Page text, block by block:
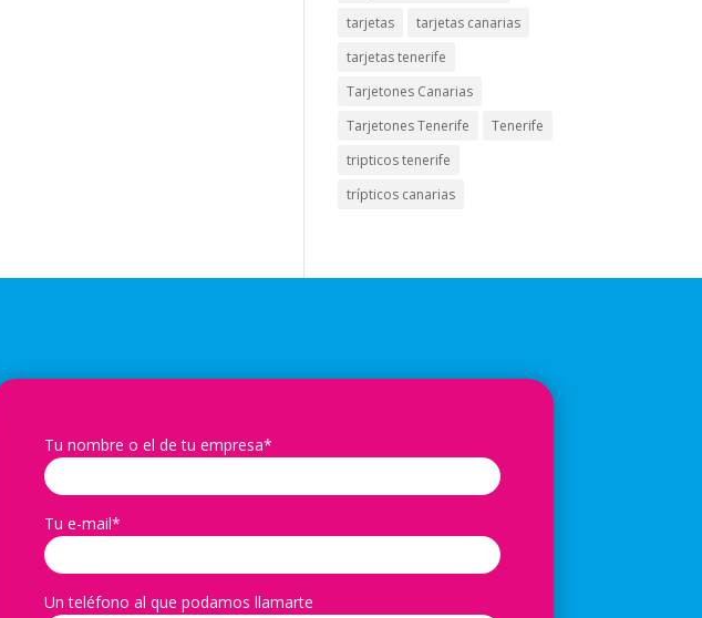
tarjetas
tarjetas canarias
tarjetas tenerife
Tarjetones Canarias
Tarjetones Tenerife
Tenerife
tripticos tenerife
trípticos canarias
Tu nombre o el de tu empresa*
Tu e-mail*
Un teléfono al que podamos llamarte